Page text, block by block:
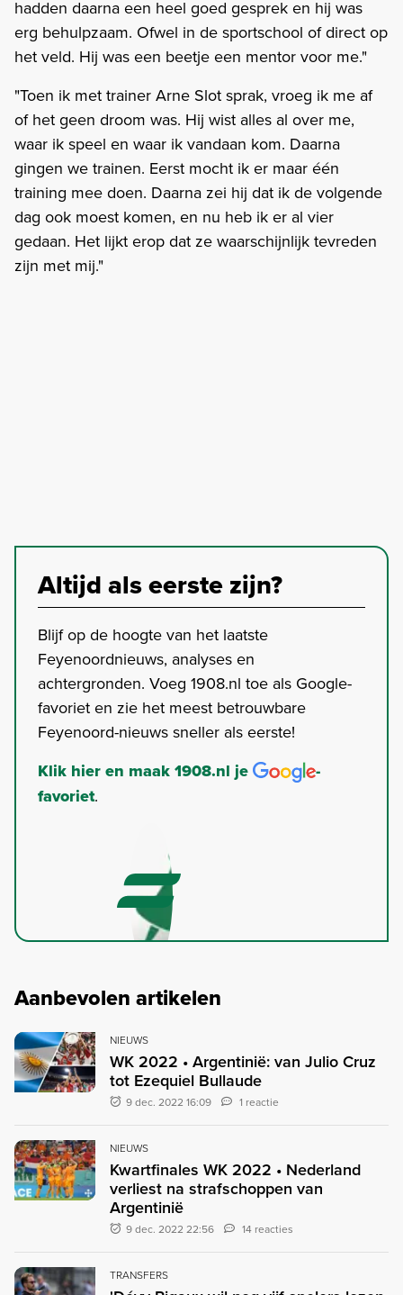
hadden daarna een heel goed gesprek en hij was
erg behulpzaam. Ofwel in de sportschool of direct op
het veld. Hij was een beetje een mentor voor me."
"Toen ik met trainer Arne Slot sprak, vroeg ik me af
of het geen droom was. Hij wist alles al over me,
waar ik speel en waar ik vandaan kom. Daarna
gingen we trainen. Eerst mocht ik er maar één
training mee doen. Daarna zei hij dat ik de volgende
dag ook moest komen, en nu heb ik er al vier
gedaan. Het lijkt erop dat ze waarschijnlijk tevreden
zijn met mij."
Altijd als eerste zijn?
Blijf op de hoogte van het laatste
Feyenoordnieuws, analyses en
achtergronden. Voeg 1908.nl toe als Google-
favoriet en zie het meest betrouwbare
Feyenoord-nieuws sneller als eerste!
Klik hier en maak 1908.nl je
-
favoriet.
Aanbevolen artikelen
NIEUWS
WK 2022 • Argentinië: van Julio Cruz
tot Ezequiel Bullaude
9 dec. 2022 16:09 1 reactie
NIEUWS
Kwartfinales WK 2022 • Nederland
verliest na strafschoppen van
Argentinië
9 dec. 2022 22:56 14 reacties
TRANSFERS